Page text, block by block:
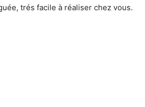
trés facile à réaliser chez vous.